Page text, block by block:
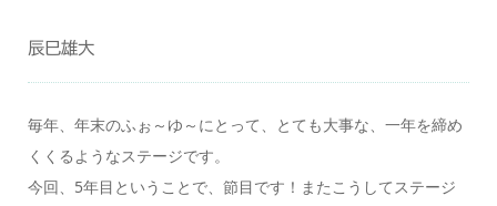
辰巳雄大
毎年、年末のふぉ～ゆ～にとって、とても大事な、一年を締め
くくるようなステージです。
今回、5年目ということで、節目です！またこうしてステージ